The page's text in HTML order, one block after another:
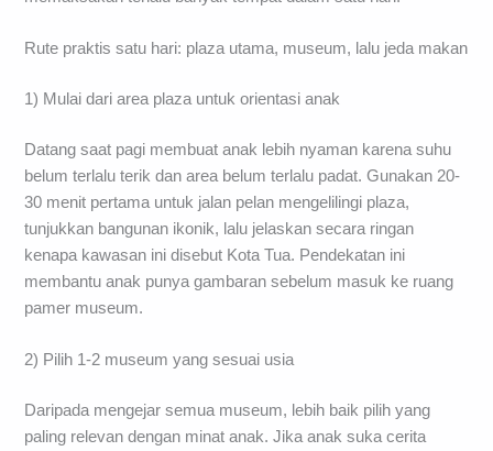
Rute praktis satu hari: plaza utama, museum, lalu jeda makan
1) Mulai dari area plaza untuk orientasi anak
Datang saat pagi membuat anak lebih nyaman karena suhu
belum terlalu terik dan area belum terlalu padat. Gunakan 20-
30 menit pertama untuk jalan pelan mengelilingi plaza,
tunjukkan bangunan ikonik, lalu jelaskan secara ringan
kenapa kawasan ini disebut Kota Tua. Pendekatan ini
membantu anak punya gambaran sebelum masuk ke ruang
pamer museum.
2) Pilih 1-2 museum yang sesuai usia
Daripada mengejar semua museum, lebih baik pilih yang
paling relevan dengan minat anak. Jika anak suka cerita